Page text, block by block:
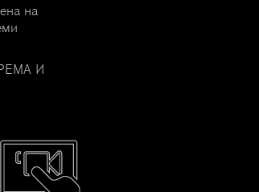
на
И